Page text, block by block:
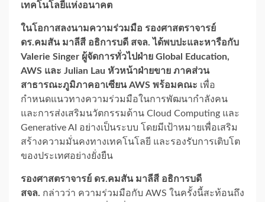
เทคโนโลยีแห่งอนาคต
ในโอกาสลงนามความร่วมมือ รองศาสตราจารย์
ดร.คมสัน มาลีสี อธิการบดี สจล. ได้พบปะและหารือกับ
Valerie Singer ผู้จัดการทั่วไปฝ่าย Global Education,
AWS และ Julian Lau หัวหน้าฝ่ายขาย ภาคส่วน
สาธารณะภูมิภาคอาเซียน AWS พร้อมคณะ เพื่อ
กำหนดแนวทางความร่วมมือในการพัฒนากำลังคน
และการส่งเสริมนวัตกรรมด้าน Cloud Computing และ
Generative AI อย่างเป็นระบบ โดยมีเป้าหมายเพื่อเสริม
สร้างความมั่นคงทางเทคโนโลยี และรองรับการเติบโต
ของประเทศอย่างยั่งยืน
รองศาสตราจารย์ ดร.คมสัน มาลีสี อธิการบดี
สจล. กล่าวว่า ความร่วมมือกับ AWS ในครั้งนี้สะท้อนถึง